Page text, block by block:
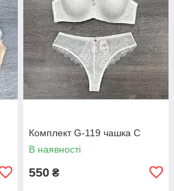
Комплект G-119 чашка С
В наявності
550 ₴